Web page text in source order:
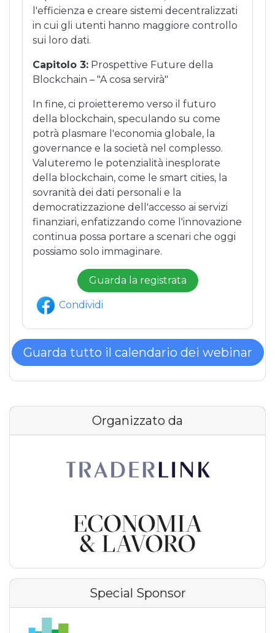
Organizzato da
Special Sponsor
l'efficienza e creare sistemi decentralizzati
in cui gli utenti hanno maggiore controllo
sui loro dati.
Capitolo 3: Prospettive Future della
Blockchain – "A cosa servirà"
In fine, ci proietteremo verso il futuro
della blockchain, speculando su come
potrà plasmare l'economia globale, la
governance e la società nel complesso.
Valuteremo le potenzialità inesplorate
della blockchain, come le smart cities, la
sovranità dei dati personali e la
democratizzazione dell'accesso ai servizi
finanziari, enfatizzando come l'innovazione
continua possa portare a scenari che oggi
possiamo solo immaginare.
Guarda la registrata
Condividi
Guarda tutto il calendario dei webinar